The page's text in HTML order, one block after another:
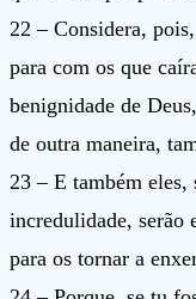
22 – Considera,
para com os que
benignidade de
de outra maneira,
23 – E também eles,
incredulidade, serão
para os tornar a